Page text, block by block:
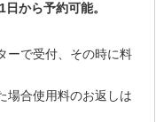
から予約可能。
ーで受付、その時に料
場合使用料のお返しは